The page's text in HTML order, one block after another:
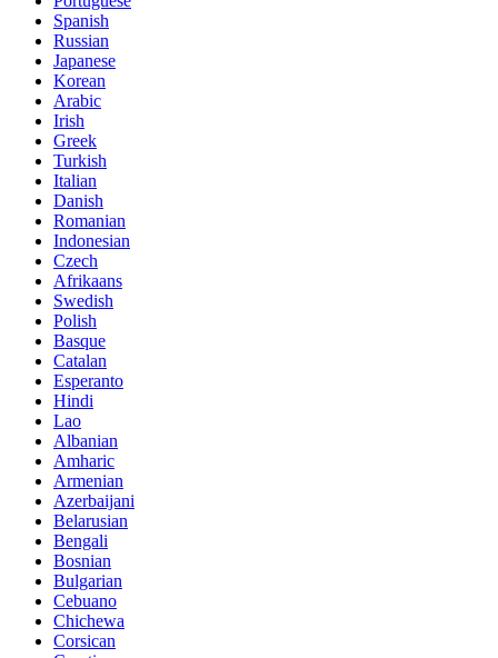
Spanish
Russian
Japanese
Korean
Arabic
Irish
Greek
Turkish
Italian
Danish
Romanian
Indonesian
Czech
Afrikaans
Swedish
Polish
Basque
Catalan
Esperanto
Hindi
Lao
Albanian
Amharic
Armenian
Azerbaijani
Belarusian
Bengali
Bosnian
Bulgarian
Cebuano
Chichewa
Corsican